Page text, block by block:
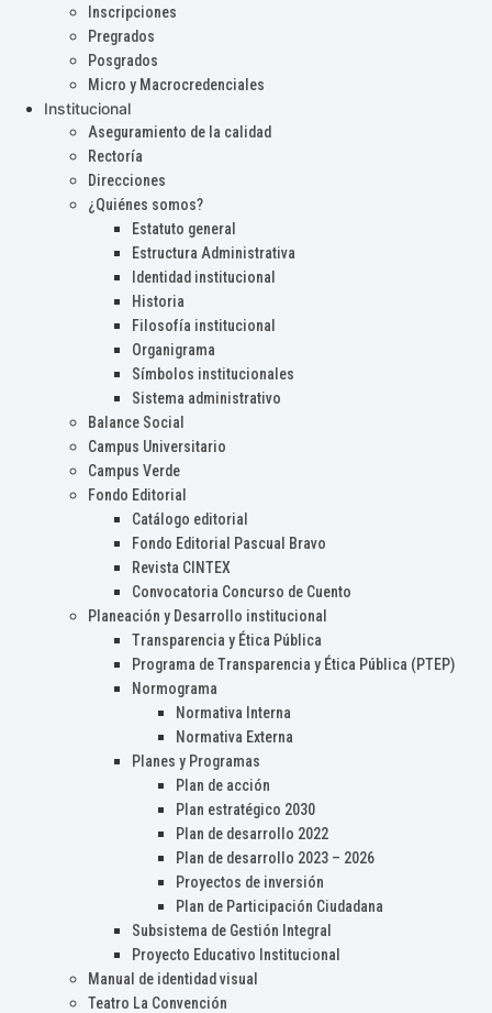
Inscripciones
Pregrados
Posgrados
Micro y Macrocredenciales
Institucional
Aseguramiento de la calidad
Rectoría
Direcciones
¿Quiénes somos?
Estatuto general
Estructura Administrativa
Identidad institucional
Historia
Filosofía institucional
Organigrama
Símbolos institucionales
Sistema administrativo
Balance Social
Campus Universitario
Campus Verde
Fondo Editorial
Catálogo editorial
Fondo Editorial Pascual Bravo
Revista CINTEX
Convocatoria Concurso de Cuento
Planeación y Desarrollo institucional
Transparencia y Ética Pública
Programa de Transparencia y Ética Pública (PTEP)
Normograma
Normativa Interna
Normativa Externa
Planes y Programas
Plan de acción
Plan estratégico 2030
Plan de desarrollo 2022
Plan de desarrollo 2023 – 2026
Proyectos de inversión
Plan de Participación Ciudadana
Subsistema de Gestión Integral
Proyecto Educativo Institucional
Manual de identidad visual
Teatro La Convención